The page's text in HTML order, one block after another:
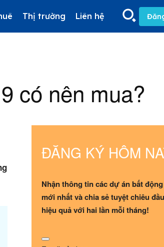
Thị trường Liên hệ
có nên mua?
ĐĂNG KÝ HÔM
Nhận thông tin các dự án bất
mới nhất và chia sẻ tuyệt chiêu
hiệu quả với hai lần mỗi tháng!